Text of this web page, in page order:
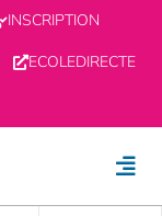
INSCRIPTION
ECOLEDIRECTE